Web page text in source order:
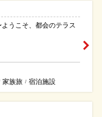
うこそ、都会のテラス
家族旅 / 宿泊施設